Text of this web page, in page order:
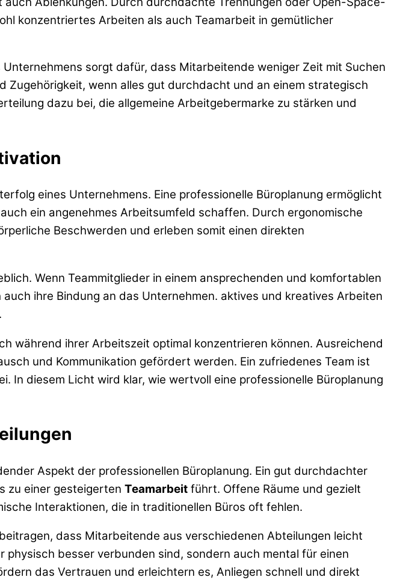
konzentriertes Arbeiten als auch Teamarbeit in gemütlicher
sorgt dafür, dass Mitarbeitende weniger Zeit mit Suchen
Zugehörigkeit, wenn alles gut durchdacht und an einem strategisch
dazu bei, die allgemeine Arbeitgebermarke zu stärken und
eines Unternehmens. Eine professionelle Büroplanung ermöglicht
ein angenehmes Arbeitsumfeld schaffen. Durch ergonomische
Beschwerden und erleben somit einen direkten
Wenn Teammitglieder in einem ansprechenden und komfortablen
ihre Bindung an das Unternehmen. aktives und kreatives Arbeiten
während ihrer Arbeitszeit optimal konzentrieren können. Ausreichend
und Kommunikation gefördert werden. Ein zufriedenes Team ist
In diesem Licht wird klar, wie wertvoll eine professionelle Büroplanung
Aspekt der professionellen Büroplanung. Ein gut durchdachter
zu einer gesteigerten Teamarbeit führt. Offene Räume und gezielt
Interaktionen, die in traditionellen Büros oft fehlen.
dass Mitarbeitende aus verschiedenen Abteilungen leicht
physisch besser verbunden sind, sondern auch mental für einen
das Vertrauen und erleichtern es, Anliegen schnell und direkt